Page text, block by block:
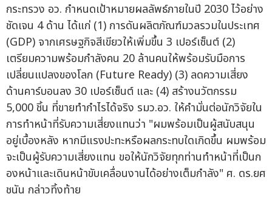
กระทรวง อว. กำหนดเป้าหมายผลลัพธ์ภายในปี 2030 ไว้อย่าง
ชัดเจน 4 ด้าน ได้แก่ (1) การดันผลิตภัณฑ์มวลรวมในประเทศ
(GDP) จากเศรษฐกิจสีเขียวให้เพิ่มขึ้น 3 เปอร์เซ็นต์ (2)
เตรียมความพร้อมกำลังคน 20 ล้านคนให้พร้อมรับมือการ
เปลี่ยนแปลงของโลก (Future Ready) (3) ลดความเสี่ยง
ด้านคาร์บอนลง 30 เปอร์เซ็นต์ และ (4) สร้างนวัตกรรม
5,000 ชิ้น ที่ขายทำกำไรได้จริง รมว.อว. ให้คำมั่นต่อนักวิจัยใน
การทำหน้าที่รับความเสี่ยงแทนว่า "ผมพร้อมเป็นผู้สนับสนุน
อยู่เบื้องหลัง หากมีแรงปะทะหรือผลกระทบใดเกิดขึ้น ผมพร้อม
จะเป็นผู้รับความเสี่ยงแทน ขอให้นักวิจัยทุกท่านทำหน้าที่เป็นก
องหน้าและเดินหน้าขับเคลื่อนงานได้อย่างเต็มกำลัง" ศ. ดร.ยศ
ชนัน กล่าวทิ้งท้าย